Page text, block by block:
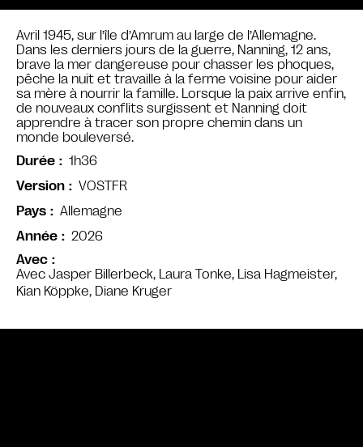
Avec
Avec Jasper Billerbeck, Laura Tonke, Lisa Hagmeister,
Kian Köppke, Diane Kruger
Avril 1945, sur l’île d’Amrum au large de l’Allemagne.
Dans les derniers jours de la guerre, Nanning, 12 ans,
brave la mer dangereuse pour chasser les phoques,
pêche la nuit et travaille à la ferme voisine pour aider
sa mère à nourrir la famille. Lorsque la paix arrive enfin,
de nouveaux conflits surgissent et Nanning doit
apprendre à tracer son propre chemin dans un
monde bouleversé.
Durée
1h36
Version
VOSTFR
Pays
Allemagne
Année
2026